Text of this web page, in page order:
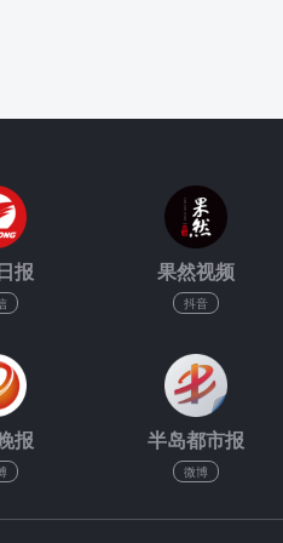
报 果然视频
抖音
报 半岛都市报
微博